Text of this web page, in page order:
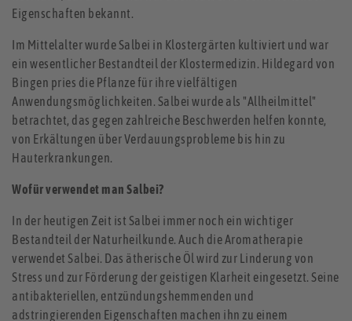
Eigenschaften bekannt.
Im Mittelalter wurde Salbei in Klostergärten kultiviert und war
ein wesentlicher Bestandteil der Klostermedizin. Hildegard von
Bingen pries die Pflanze für ihre vielfältigen
Anwendungsmöglichkeiten. Salbei wurde als "Allheilmittel"
betrachtet, das gegen zahlreiche Beschwerden helfen konnte,
von Erkältungen über Verdauungsprobleme bis hin zu
Hauterkrankungen.
Wofür verwendet man Salbei?
In der heutigen Zeit ist Salbei immer noch ein wichtiger
Bestandteil der Naturheilkunde. Auch die Aromatherapie
verwendet Salbei. Das ätherische Öl wird zur Linderung von
Stress und zur Förderung der geistigen Klarheit eingesetzt. Seine
antibakteriellen, entzündungshemmenden und
adstringierenden Eigenschaften machen ihn zu einem